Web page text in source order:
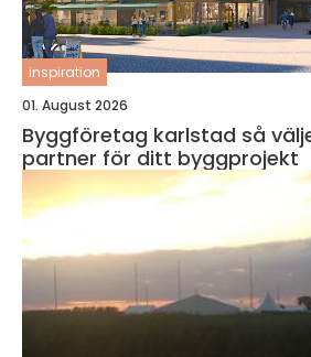
inspiration
01. August 2026
Byggföretag karlstad så väljer du rätt
partner för ditt byggprojekt